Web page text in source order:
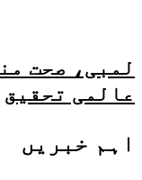
لمبی، صحت
عالمی تحقیق
اہم خبریں